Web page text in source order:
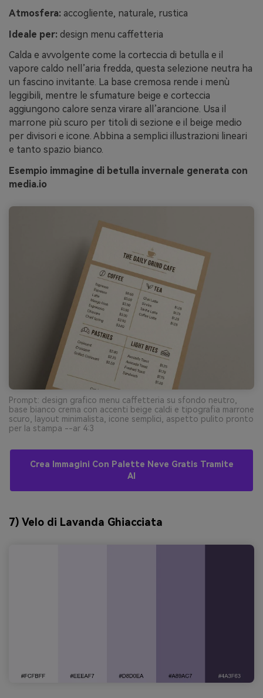
Atmosfera: accogliente, naturale, rustica
Ideale per: design menu caffetteria
Calda e avvolgente come la corteccia di betulla e il
vapore caldo nell’aria fredda, questa selezione neutra ha
un fascino invitante. La base cremosa rende i menù
leggibili, mentre le sfumature beige e corteccia
aggiungono calore senza virare all’arancione. Usa il
marrone più scuro per titoli di sezione e il beige medio
per divisori e icone. Abbina a semplici illustrazioni lineari
e tanto spazio bianco.
Esempio immagine di betulla invernale generata con
media.io
Prompt: design grafico menu caffetteria su sfondo neutro,
base bianco crema con accenti beige caldi e tipografia marrone
scuro, layout minimalista, icone semplici, aspetto pulito pronto
per la stampa --ar 4:3
Crea Immagini Con Palette Neve Gratis Tramite
AI
7) Velo di Lavanda Ghiacciata